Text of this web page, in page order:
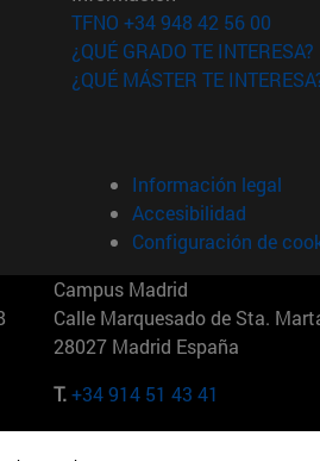
ventana)
en nueva ventana)
en nueva ventana)
TFNO +34 948 42 56 00
¿QUÉ GRADO TE INTERESA?
¿QUÉ MÁSTER TE
Información legal
Accesibilidad
Configuración de
Campus Madrid
Calle Marquesado de Sta.
28027 Madrid España
T.+34 914 51 43 41